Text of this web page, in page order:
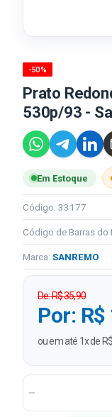
-50%
Prato
530p/93 -
Em Estoque
Código: 33177
Código de Barras
Marca: SANREMO
De: R$ 35,90
Por:
ou em até 1x de